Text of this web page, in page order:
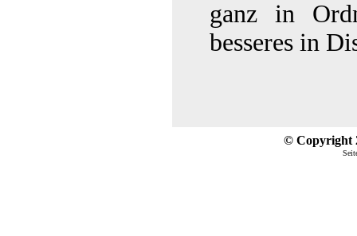
ganz in
besseres in
© Copyright